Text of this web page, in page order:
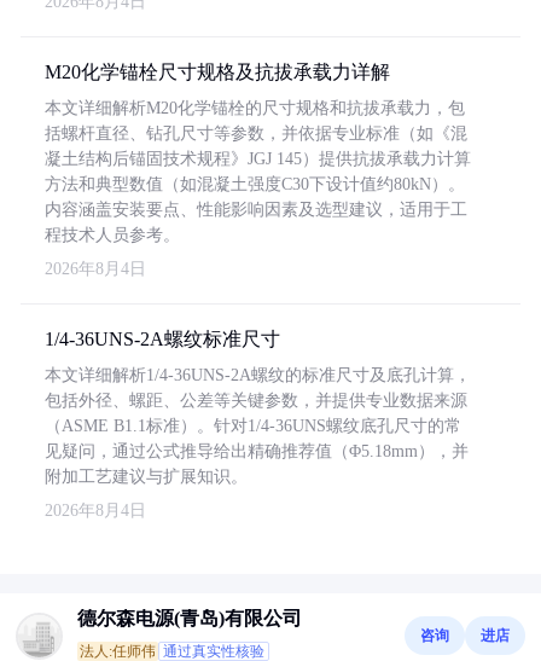
M20化学锚栓尺寸规格及抗拔承载力详解
本文详细解析M20化学锚栓的尺寸规格和抗拔承载力，包
括螺杆直径、钻孔尺寸等参数，并依据专业标准（如《混
凝土结构后锚固技术规程》JGJ 145）提供抗拔承载力计算
方法和典型数值（如混凝土强度C30下设计值约80kN）。
内容涵盖安装要点、性能影响因素及选型建议，适用于工
程技术人员参考。
2026年8月4日
1/4-36UNS-2A螺纹标准尺寸
本文详细解析1/4-36UNS-2A螺纹的标准尺寸及底孔计算，
包括外径、螺距、公差等关键参数，并提供专业数据来源
（ASME B1.1标准）。针对1/4-36UNS螺纹底孔尺寸的常
见疑问，通过公式推导给出精确推荐值（Φ5.18mm），并
附加工艺建议与扩展知识。
2026年8月4日
德尔森电源(青岛)有限公司
法人:任师伟 通过真实性核验
咨询 进店